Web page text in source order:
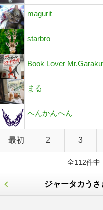
magurit
starbro
Book Lover
まる
へんかんへん
最初 2 3
全112件中
ジャータカう